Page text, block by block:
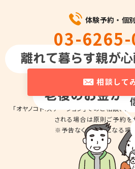
体験予約・個
03-
平日10時～18
相談して
「オヤノコト.ステーション」でのご相談、商
される場合は原則ご予約を
※予告なくお休みとなる場